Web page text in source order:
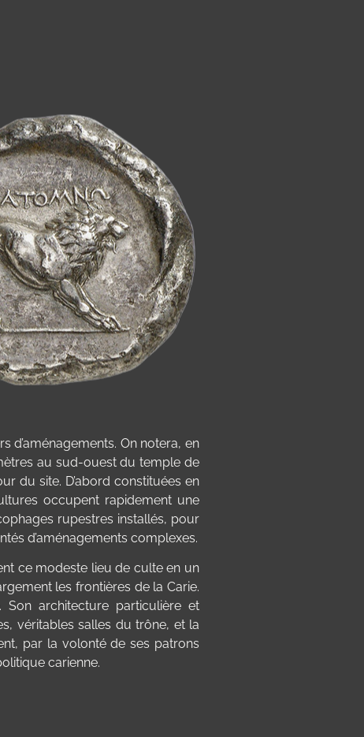
d’aménagements. On notera, en
au sud-ouest du temple de
du site. D’abord constituées en
occupent rapidement une
rupestres installés, pour
d’aménagements complexes.
ce modeste lieu de culte en un
les frontières de la Carie.
Son architecture particulière et
véritables salles du trône, et la
par la volonté de ses patrons
carienne.